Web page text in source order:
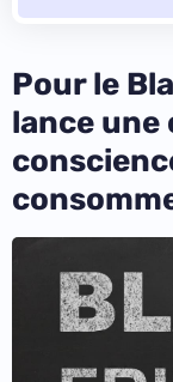
Pour le
lance une